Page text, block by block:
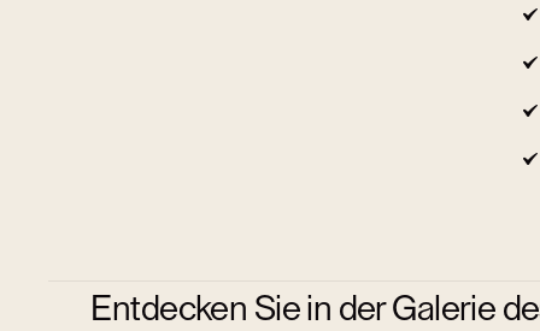
Entdecken Sie in der Galerie